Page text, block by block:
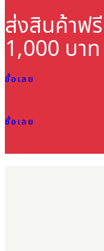
ส่งสินค้าฟรี
1,000 บาท
ซื้อเลย
ซื้อเลย